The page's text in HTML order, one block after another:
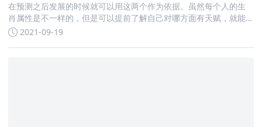
在预测之后发展的时候就可以用这两个作为依据。虽然每个人的生
肖属性是不一样的，但是可以提前了解自己对哪方面有天赋，就能
够在那个方面做好准备
2021-09-19